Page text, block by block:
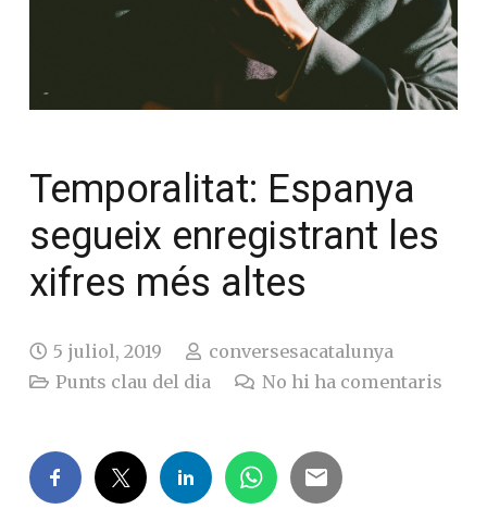
Temporalitat: Espanya
segueix enregistrant les
xifres més altes
5 juliol, 2019
conversesacatalunya
Punts clau del dia
No hi ha comentaris